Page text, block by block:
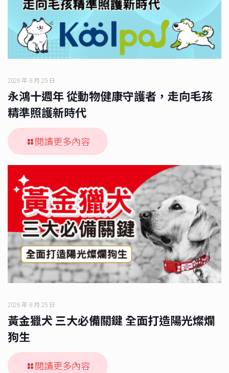
2026 年 6 月 25 日
永鴻十週年 從動物健康守護者，走向毛孩
精準照護新時代
閱讀更多內容
2026 年 6 月 25 日
黃金獵犬 三大必備關鍵 全面打造陽光燦爛
狗生
閱讀更多內容